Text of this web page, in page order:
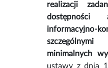
realizacji
dostępności
informacyjno-
minimalnych
ustawy z dnia